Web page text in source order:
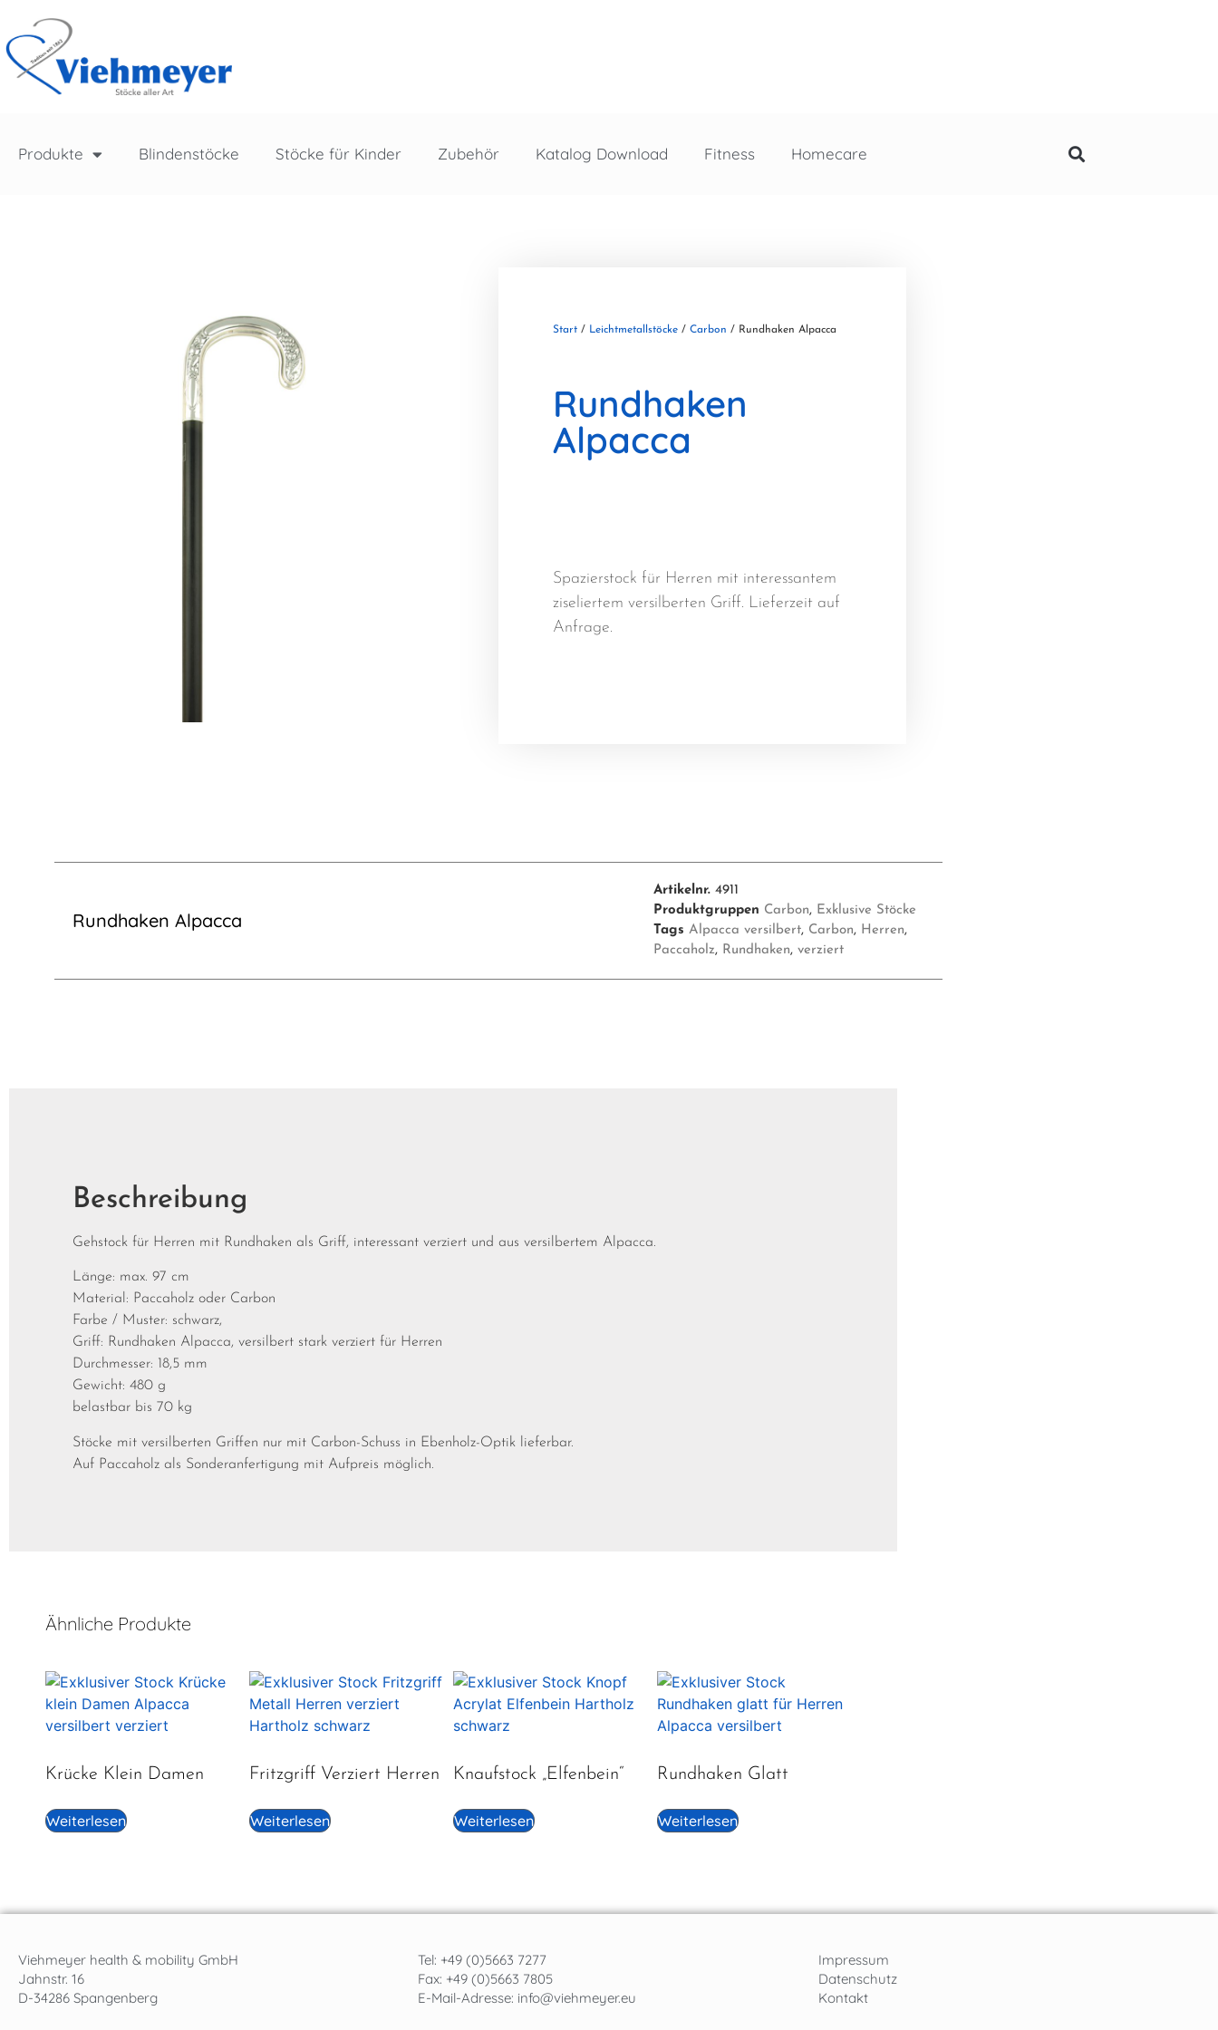
Produkte Blindenstöcke Stöcke für Kinder Zubehör Katalog Download Fitness Homecare
Start / Leichtmetallstöcke / Carbon / Rundhaken Alpacca
Rundhaken
Alpacca
Spazierstock für Herren mit interessantem
ziseliertem versilberten Griff. Lieferzeit auf
Anfrage.
Rundhaken Alpacca
Artikelnr. 4911
Produktgruppen Carbon, Exklusive Stöcke
Tags Alpacca versilbert, Carbon, Herren,
Paccaholz, Rundhaken, verziert
Beschreibung
Gehstock für Herren mit Rundhaken als Griff, interessant verziert und aus versilbertem Alpacca.
Länge: max. 97 cm
Material: Paccaholz oder Carbon
Farbe / Muster: schwarz,
Griff: Rundhaken Alpacca, versilbert stark verziert für Herren
Durchmesser: 18,5 mm
Gewicht: 480 g
belastbar bis 70 kg
Stöcke mit versilberten Griffen nur mit Carbon-Schuss in Ebenholz-Optik lieferbar.
Auf Paccaholz als Sonderanfertigung mit Aufpreis möglich.
Ähnliche Produkte
Krücke Klein Damen
Weiterlesen
Fritzgriff Verziert Herren
Weiterlesen
Knaufstock „Elfenbein“
Weiterlesen
Rundhaken Glatt
Weiterlesen
Viehmeyer health & mobility GmbH
Jahnstr. 16
D-34286 Spangenberg
Tel: +49 (0)5663 7277
Fax: +49 (0)5663 7805
E-Mail-Adresse: info@viehmeyer.eu
Impressum
Datenschutz
Kontakt